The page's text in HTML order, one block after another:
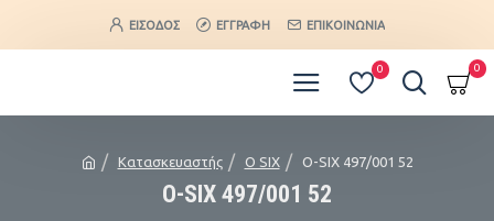
ΕΊΣΟΔΟΣ ΕΓΓΡΑΦΉ ΕΠΙΚΟΙΝΩΝΊΑ
0 0
Κατασκευαστής O SIX O-SIX 497/001 52
O-SIX 497/001 52